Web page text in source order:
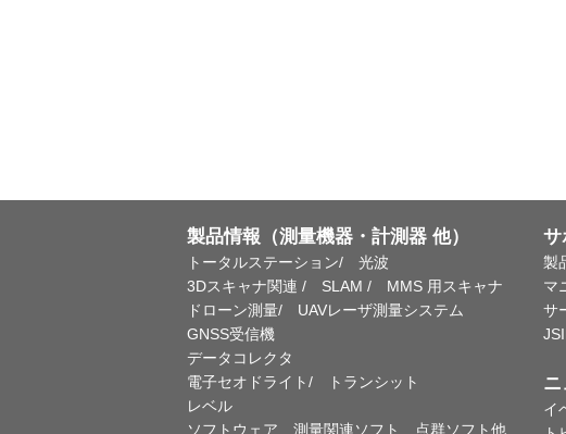
製品情報（測量機器・計測器 他）
トータルステーション/ 光波
3Dスキャナ関連 / SLAM / MMS 用スキャナ
ドローン測量/ UAVレーザ測量システム
GNSS受信機
データコレクタ
電子セオドライト/ トランシット
レベル
ソフトウェア 測量関連ソフト 点群ソフト他
サ
製
マ
サ
ニ
イ